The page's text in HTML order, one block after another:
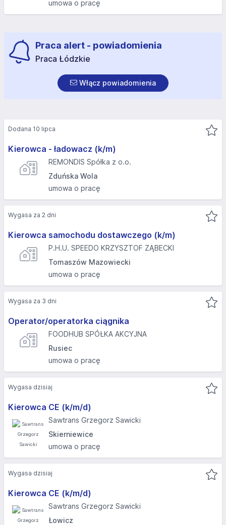
umowa o pracę
Praca alert - powiadomienia
Praca Łódzkie
Włącz powiadomienia
Kierowca - ładowacz (k/m)
REMONDIS Spółka z o.o.
Zduńska Wola
umowa o pracę
Dodana 10 lipca
Kierowca samochodu dostawczego (k/m)
P.H.U. SPEEDO KRZYSZTOF ZĄBECKI
Tomaszów Mazowiecki
umowa o pracę
Wygasa za 2 dni
Operator/operatorka ciągnika
FOODHUB SPÓŁKA AKCYJNA
Rusiec
umowa o pracę
Wygasa za 3 dni
Kierowca CE (k/m/d)
Sawtrans Grzegorz Sawicki
Skierniewice
umowa o pracę
Wygasa dzisiaj
Kierowca CE (k/m/d)
Sawtrans Grzegorz Sawicki
Łowicz
Wygasa dzisiaj